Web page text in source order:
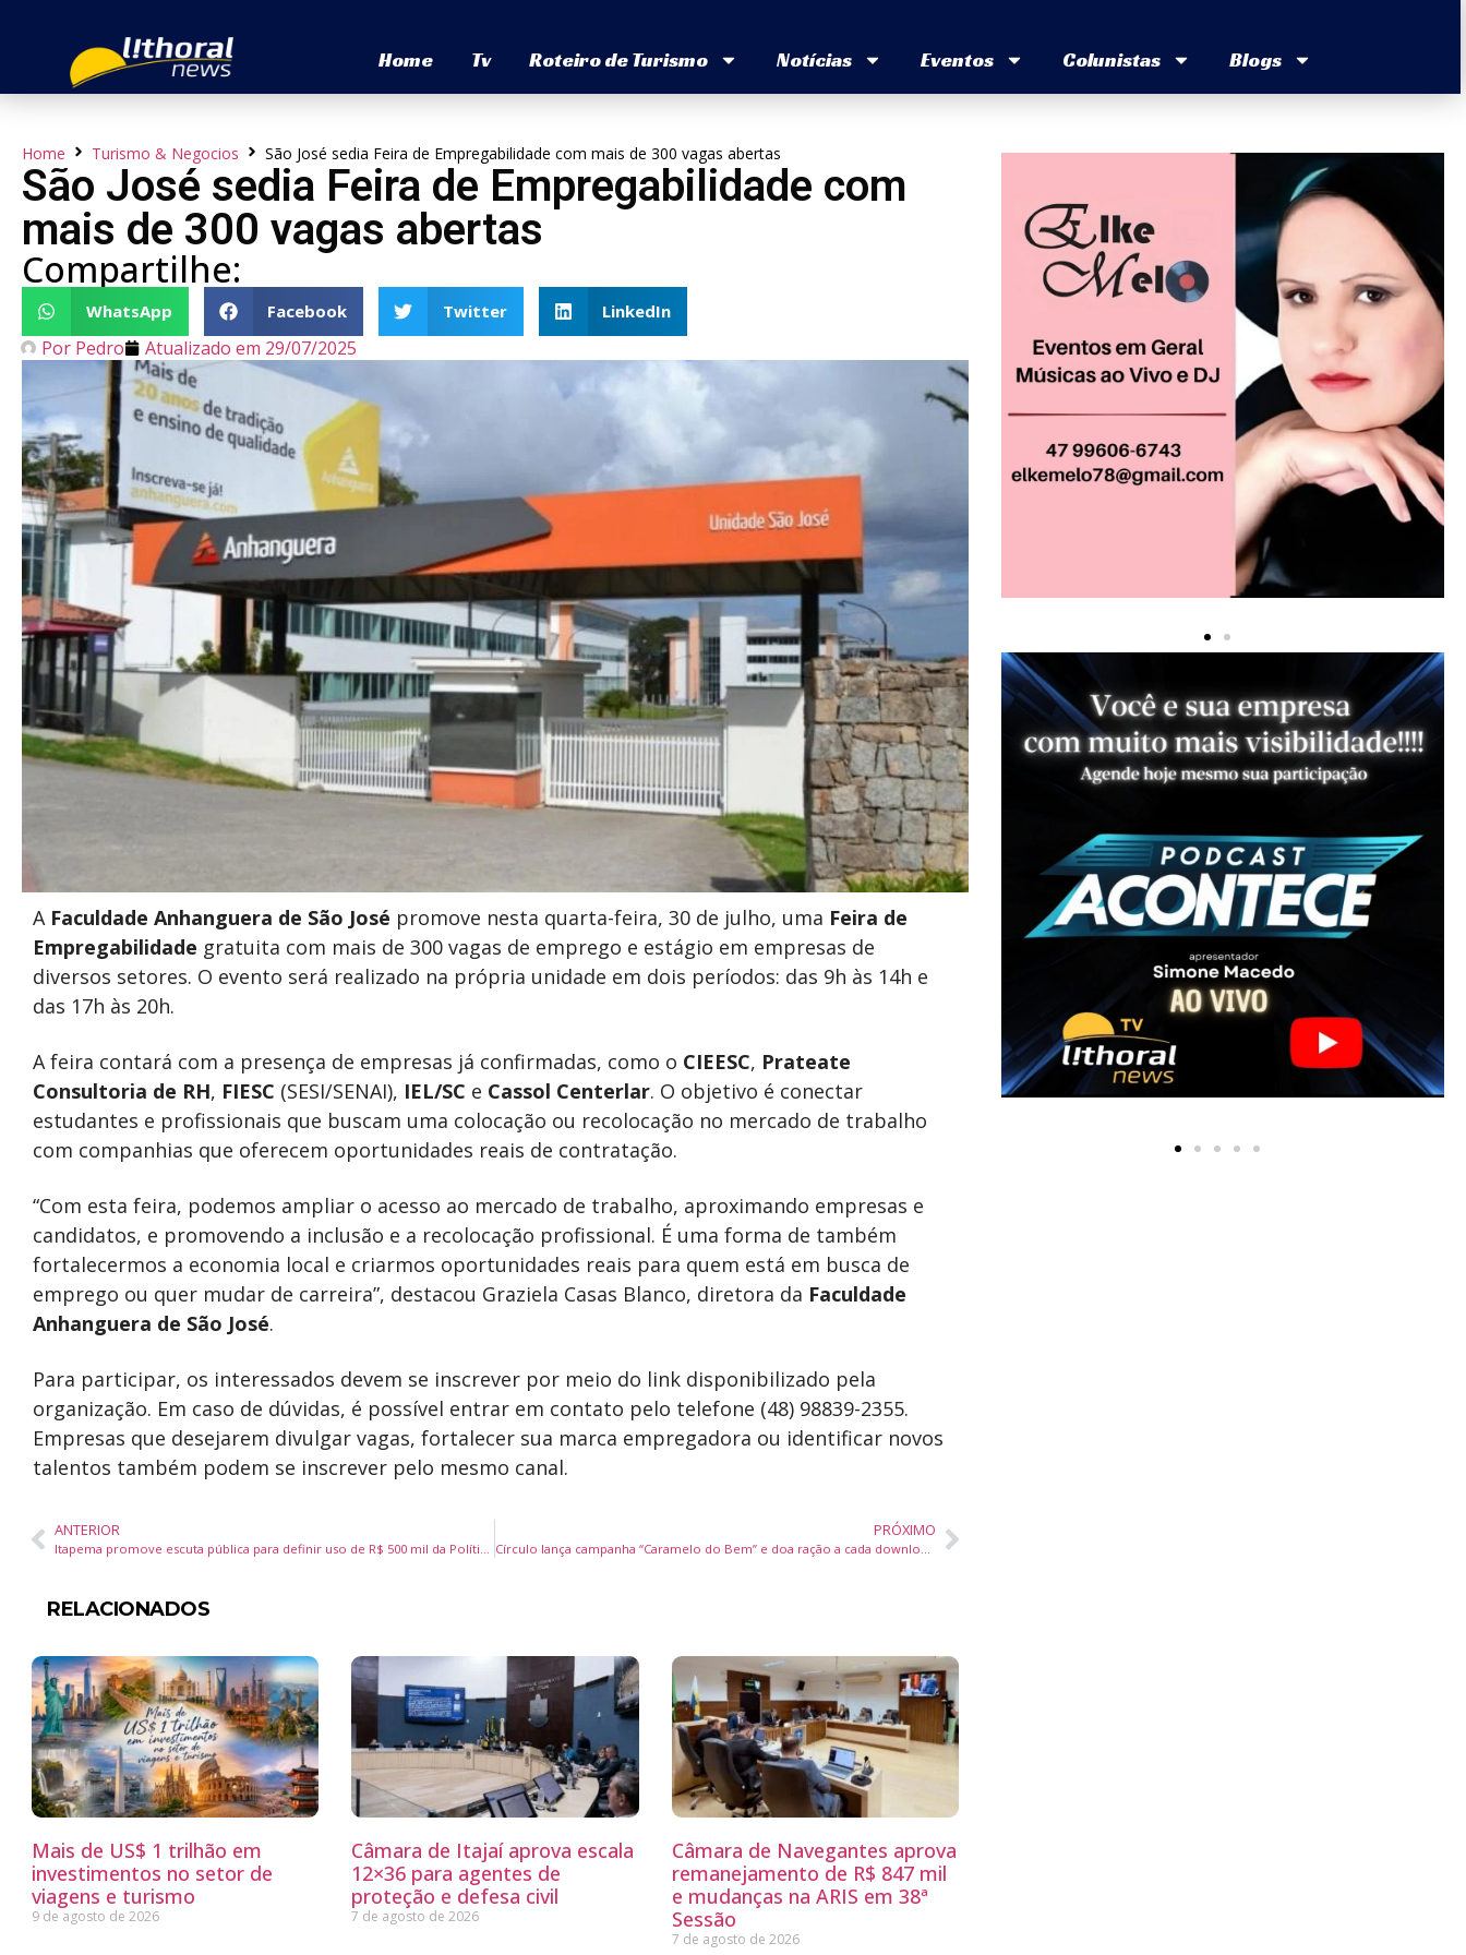
Home Tv Roteiro de Turismo Notícias Eventos Colunistas Blogs
Home Turismo & Negocios São José sedia Feira de Empregabilidade com mais de 300 vagas abertas
São José sedia Feira de Empregabilidade com
mais de 300 vagas abertas
Compartilhe:
WhatsApp Facebook Twitter LinkedIn
Por Pedro Atualizado em 29/07/2025
A Faculdade Anhanguera de São José promove nesta quarta-feira, 30 de julho, uma Feira de
Empregabilidade gratuita com mais de 300 vagas de emprego e estágio em empresas de
diversos setores. O evento será realizado na própria unidade em dois períodos: das 9h às 14h e
das 17h às 20h.
A feira contará com a presença de empresas já confirmadas, como o CIEESC, Prateate
Consultoria de RH, FIESC (SESI/SENAI), IEL/SC e Cassol Centerlar. O objetivo é conectar
estudantes e profissionais que buscam uma colocação ou recolocação no mercado de trabalho
com companhias que oferecem oportunidades reais de contratação.
“Com esta feira, podemos ampliar o acesso ao mercado de trabalho, aproximando empresas e
candidatos, e promovendo a inclusão e a recolocação profissional. É uma forma de também
fortalecermos a economia local e criarmos oportunidades reais para quem está em busca de
emprego ou quer mudar de carreira”, destacou Graziela Casas Blanco, diretora da Faculdade
Anhanguera de São José.
Para participar, os interessados devem se inscrever por meio do link disponibilizado pela
organização. Em caso de dúvidas, é possível entrar em contato pelo telefone (48) 98839-2355.
Empresas que desejarem divulgar vagas, fortalecer sua marca empregadora ou identificar novos
talentos também podem se inscrever pelo mesmo canal.
ANTERIOR
Itapema promove escuta pública para definir uso de R$ 500 mil da Política Nacional Aldir Blanc
PRÓXIMO
Círculo lança campanha “Caramelo do Bem” e doa ração a cada download de receita de amigurumi
RELACIONADOS
Mais de US$ 1 trilhão em
investimentos no setor de
viagens e turismo
9 de agosto de 2026
Câmara de Itajaí aprova escala
12×36 para agentes de
proteção e defesa civil
7 de agosto de 2026
Câmara de Navegantes aprova
remanejamento de R$ 847 mil
e mudanças na ARIS em 38ª
Sessão
7 de agosto de 2026